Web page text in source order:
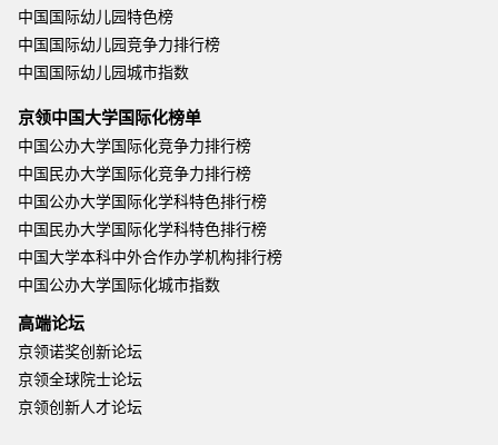
中国国际幼儿园特色榜
中国国际幼儿园竞争力排行榜
中国国际幼儿园城市指数
京领中国大学国际化榜单
中国公办大学国际化竞争力排行榜
中国民办大学国际化竞争力排行榜
中国公办大学国际化学科特色排行榜
中国民办大学国际化学科特色排行榜
中国大学本科中外合作办学机构排行榜
中国公办大学国际化城市指数
高端论坛
京领诺奖创新论坛
京领全球院士论坛
京领创新人才论坛